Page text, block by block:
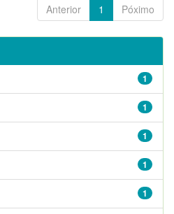
Anterior 1 Póximo
1
1
1
1
1